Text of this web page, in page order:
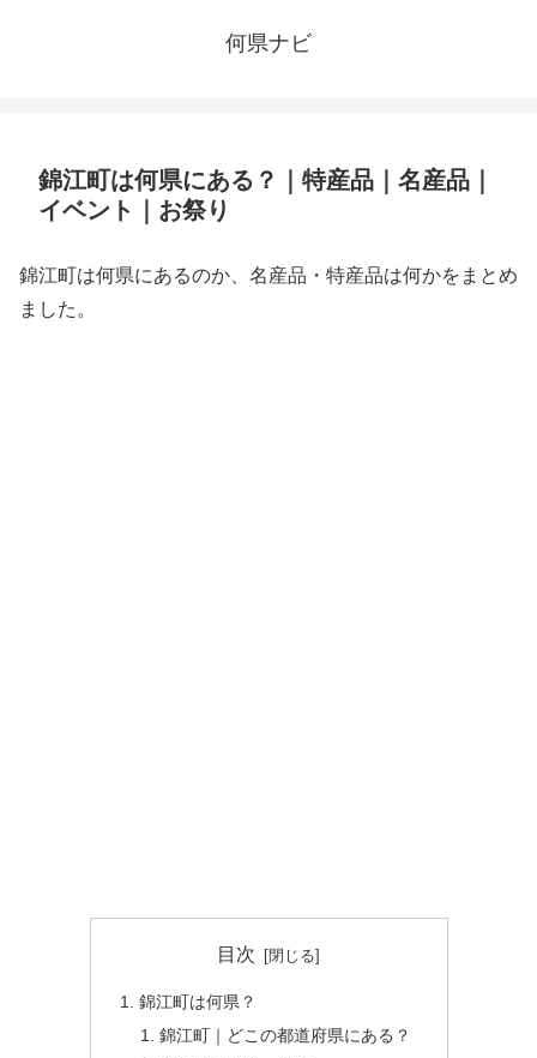
何県ナビ
錦江町は何県にある？｜特産品｜名産品｜
イベント｜お祭り
錦江町は何県にあるのか、名産品・特産品は何かをまとめ
ました。
目次
錦江町は何県？
錦江町｜どこの都道府県にある？